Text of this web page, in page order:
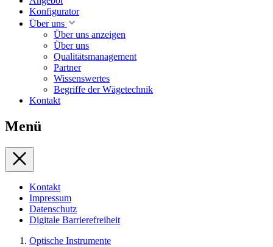
Konfigurator
Über uns
Über uns anzeigen
Über uns
Qualitätsmanagement
Partner
Wissenswertes
Begriffe der Wägetechnik
Kontakt
Menü
Kontakt
Impressum
Datenschutz
Digitale Barrierefreiheit
Optische Instrumente